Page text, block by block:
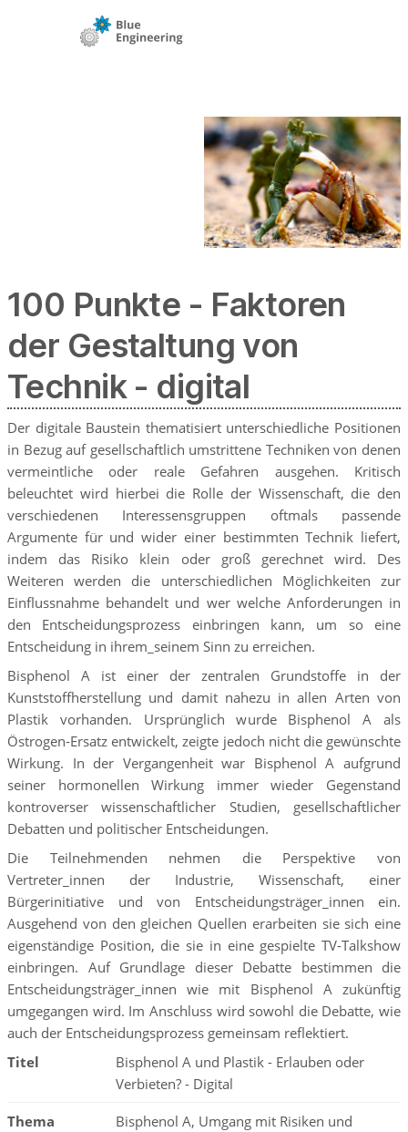
100 Punkte - Faktoren
der Gestaltung von
Technik - digital
Der digitale Baustein thematisiert unterschiedliche Positionen
in Bezug auf gesellschaftlich umstrittene Techniken von denen
vermeintliche oder reale Gefahren ausgehen. Kritisch
beleuchtet wird hierbei die Rolle der Wissenschaft, die den
verschiedenen Interessensgruppen oftmals passende
Argumente für und wider einer bestimmten Technik liefert,
indem das Risiko klein oder groß gerechnet wird. Des
Weiteren werden die unterschiedlichen Möglichkeiten zur
Einflussnahme behandelt und wer welche Anforderungen in
den Entscheidungsprozess einbringen kann, um so eine
Entscheidung in ihrem_seinem Sinn zu erreichen.
Bisphenol A ist einer der zentralen Grundstoffe in der
Kunststoffherstellung und damit nahezu in allen Arten von
Plastik vorhanden. Ursprünglich wurde Bisphenol A als
Östrogen-Ersatz entwickelt, zeigte jedoch nicht die gewünschte
Wirkung. In der Vergangenheit war Bisphenol A aufgrund
seiner hormonellen Wirkung immer wieder Gegenstand
kontroverser wissenschaftlicher Studien, gesellschaftlicher
Debatten und politischer Entscheidungen.
Die Teilnehmenden nehmen die Perspektive von
Vertreter_innen der Industrie, Wissenschaft, einer
Bürgerinitiative und von Entscheidungsträger_innen ein.
Ausgehend von den gleichen Quellen erarbeiten sie sich eine
eigenständige Position, die sie in eine gespielte TV-Talkshow
einbringen. Auf Grundlage dieser Debatte bestimmen die
Entscheidungsträger_innen wie mit Bisphenol A zukünftig
umgegangen wird. Im Anschluss wird sowohl die Debatte, wie
auch der Entscheidungsprozess gemeinsam reflektiert.
Titel
Bisphenol A und Plastik - Erlauben oder
Verbieten? - Digital
Thema
Bisphenol A, Umgang mit Risiken und